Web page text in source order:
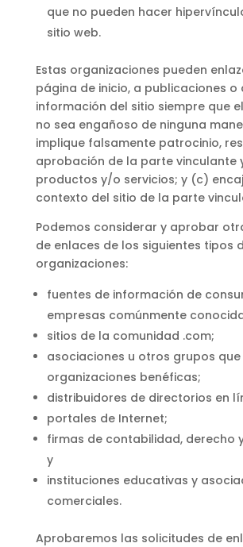
que no pueden hacer
sitio web.
Estas organizaciones pueden
página de inicio, a publicaciones o
información del sitio siempre que
no sea engañoso de ninguna
implique falsamente patrocinio,
aprobación de la parte vinculante
productos y/o servicios; y (c)
contexto del sitio de la parte
Podemos considerar y aprobar
de enlaces de los siguientes tipos
organizaciones:
fuentes de información de
empresas comúnmente
sitios de la comunidad .com;
asociaciones u otros grupos
organizaciones benéficas;
distribuidores de directorios en
portales de Internet;
firmas de contabilidad, derecho
y
instituciones educativas y
comerciales.
Aprobaremos las solicitudes de